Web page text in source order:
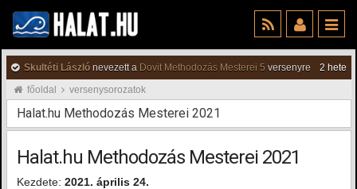
Skultéti László nevezett a Dovit Methodozás Mesterei 5 versenyre
2 hete
főoldal
versenysorozatok
Halat.hu Methodozás Mesterei 2021
Halat.hu Methodozás Mesterei 2021
Kezdete: 2021. április 24.